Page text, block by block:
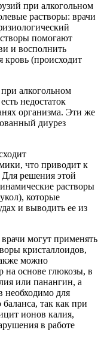
при алкогольном
растворы: врачи
помогают
и восполнить
кровь (происходит
алкогольном
недостаток
организма. Эти же
диурез
что приводит к
решения этой
растворы
которые
и выводить ее из
могут применять
кристаллоидов,
можно
на основе глюкозы, в
или панангин, а
необходимо для
так как при
ионов калия,
в работе